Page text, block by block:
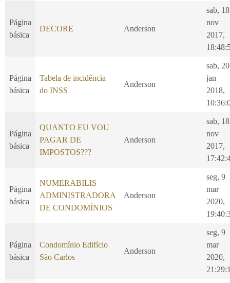
Página
básica
DECORE Anderson
sab, 18
nov
2017,
Página
básica
Tabela de incidência
do INSS
Anderson
sab, 20
jan
2018,
Página
básica
QUANTO EU VOU
PAGAR DE
IMPOSTOS???
Anderson
sab, 18
nov
2017,
Página
básica
NUMERABILIS
ADMINISTRADORA
DE CONDOMÍNIOS
Anderson
seg, 9
mar
2020,
Página
básica
Condomínio Edifício
São Carlos
Anderson
seg, 9
mar
2020,